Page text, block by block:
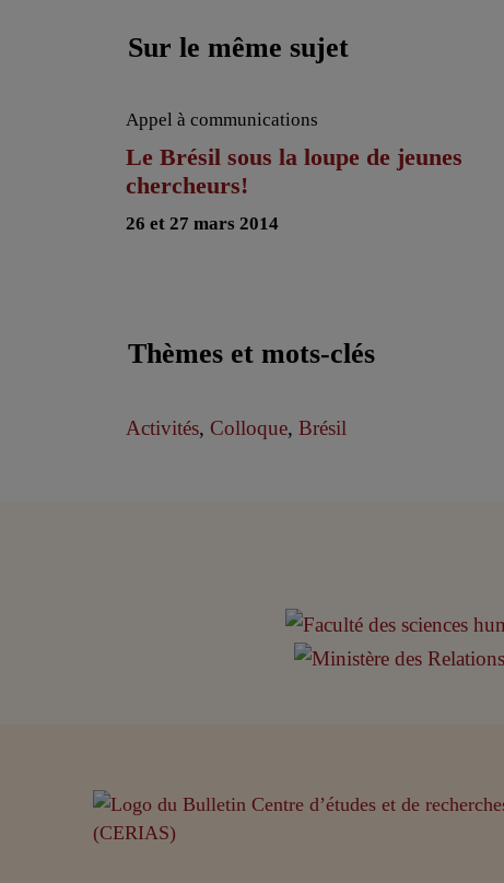
Sur le même sujet
Appel à communications
Le Brésil sous la loupe de jeunes
chercheurs!
26 et 27 mars 2014
Thèmes et mots-clés
Activités, Colloque, Brésil